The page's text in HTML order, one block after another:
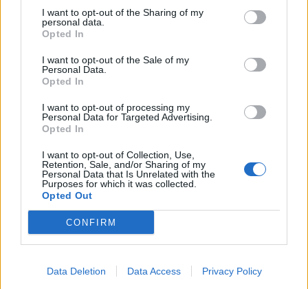
I want to opt-out of the Sharing of my
personal data.
Opted In
I want to opt-out of the Sale of my
Personal Data.
Opted In
I want to opt-out of processing my
Personal Data for Targeted Advertising.
Opted In
I want to opt-out of Collection, Use,
Retention, Sale, and/or Sharing of my
Personal Data that Is Unrelated with the
Purposes for which it was collected.
Opted Out
CONFIRM
Data Deletion Data Access Privacy Policy
19 Mai 2026
ammatör
Foren-Herzog
Von daher wäre eine Woche länger ohne Event vielleicht besser
gewesen und dann das (eventuell kommende) Geburtstagsevent
Vielleicht ist es deshalb nur 13 Tage lang
Irgendjemand kann doch immer Eventflieger gebrauchen
und niemand muss